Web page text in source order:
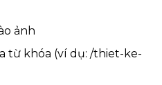
ảnh
từ khóa (ví dụ: /thiet-ke-